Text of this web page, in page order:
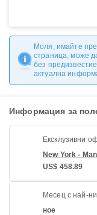
Моля, имайте
страница, може
без
актуална
Информация за
Ексклузивни
New York -
US$ 458.89
Месец с най-
ное